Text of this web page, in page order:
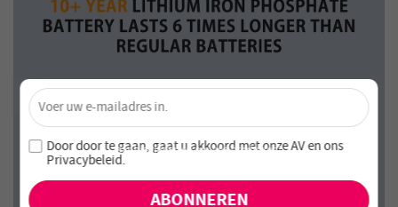
Ontgrendel 4% Korting – Schrijf je nu in!
Word lid van onze nieuwsbrief en mis nooit speciale
aanbiedingen en nieuwe producten!
×
Door door te gaan, gaat u akkoord met onzeAV enons
Privacybeleid.